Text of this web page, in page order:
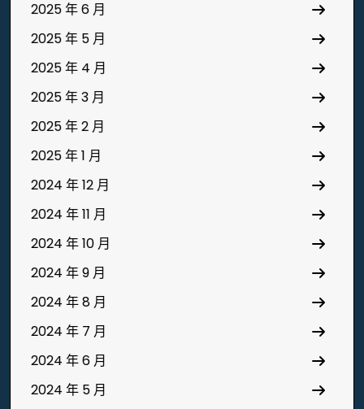
2025 年 6 月
2025 年 5 月
2025 年 4 月
2025 年 3 月
2025 年 2 月
2025 年 1 月
2024 年 12 月
2024 年 11 月
2024 年 10 月
2024 年 9 月
2024 年 8 月
2024 年 7 月
2024 年 6 月
2024 年 5 月